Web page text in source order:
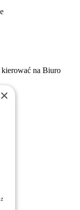
na Biuro
×